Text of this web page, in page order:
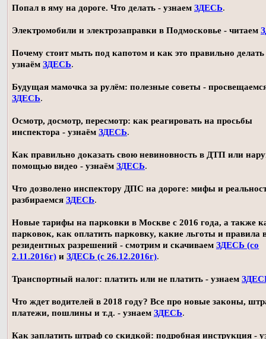
Попал в яму на дороге. Что делать - узнаем ЗДЕСЬ.
Электромобили и электрозаправки в Подмосковье - читаем
Почему стоит мыть под капотом и как это правильно делать
узнаём ЗДЕСЬ.
Будущая мамочка за рулём: полезные советы -
ЗДЕСЬ.
Осмотр, досмотр, пересмотр: как реагировать на просьбы
инспектора - узнаём ЗДЕСЬ.
Как правильно доказать свою невиновность в ДТП или
помощью видео - узнаём ЗДЕСЬ.
Что дозволено инспектору ДПС на дороге: мифы и
разбираемся ЗДЕСЬ.
Новые тарифы на парковки в Москве с 2016 года, а также
парковок, как оплатить парковку, какие льготы и правила
резидентных разрешений - смотрим и скачиваем ЗДЕСЬ (со
2.11.2016г) и ЗДЕСЬ (с 26.12.2016г).
Транспортный налог: платить или не платить - узнаем
Что ждет водителей в 2018 году? Все про новые законы,
платежи, пошлины и т.д. - узнаем ЗДЕСЬ.
Как заплатить штраф со скидкой: подробная инструкция -